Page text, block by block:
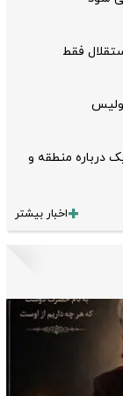
فقط
درباره منطقه و
اخبار بیشتر